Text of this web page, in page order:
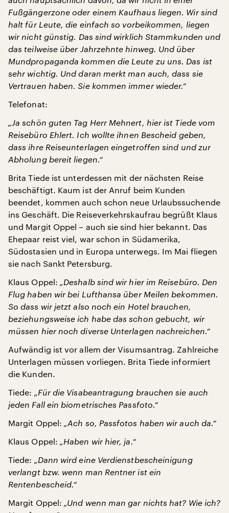
Fußgängerzone oder einem Kaufhaus liegen. Wir sind
halt für Leute, die einfach so vorbeikommen, liegen
wir nicht günstig. Das sind wirklich Stammkunden und
das teilweise über Jahrzehnte hinweg. Und über
Mundpropaganda kommen die Leute zu uns. Das ist
sehr wichtig. Und daran merkt man auch, dass sie
Vertrauen haben. Sie kommen immer wieder.“
Telefonat:
„Ja schön guten Tag Herr Mehnert, hier ist Tiede vom
Reisebüro Ehlert. Ich wollte ihnen Bescheid geben,
dass ihre Reiseunterlagen eingetroffen sind und zur
Abholung bereit liegen.“
Brita Tiede ist unterdessen mit der nächsten Reise
beschäftigt. Kaum ist der Anruf beim Kunden
beendet, kommen auch schon neue Urlaubssuchende
ins Geschäft. Die Reiseverkehrskaufrau begrüßt Klaus
und Margit Oppel – auch sie sind hier bekannt. Das
Ehepaar reist viel, war schon in Südamerika,
Südostasien und in Europa unterwegs. Im Mai fliegen
sie nach Sankt Petersburg.
Klaus Oppel: „Deshalb sind wir hier im Reisebüro. Den
Flug haben wir bei Lufthansa über Meilen bekommen.
So dass wir jetzt also noch ein Hotel brauchen,
beziehungsweise ich habe das schon gebucht, wir
müssen hier noch diverse Unterlagen nachreichen.“
Aufwändig ist vor allem der Visumsantrag. Zahlreiche
Unterlagen müssen vorliegen. Brita Tiede informiert
die Kunden.
Tiede: „Für die Visabeantragung brauchen sie auch
jeden Fall ein biometrisches Passfoto.“
Margit Oppel: „Ach so, Passfotos haben wir auch da.“
Klaus Oppel: „Haben wir hier, ja.“
Tiede: „Dann wird eine Verdienstbescheinigung
verlangt bzw. wenn man Rentner ist ein
Rentenbescheid.“
Margit Oppel: „Und wenn man gar nichts hat? Wie ich?